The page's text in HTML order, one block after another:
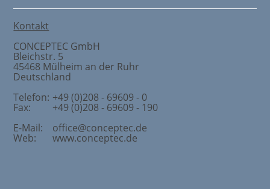
Kontakt
CONCEPTEC GmbH
Bleichstr. 5
45468 Mülheim an der Ruhr
Deutschland
Telefon: +49 (0)208 - 69609 - 0
Fax:
+49 (0)208 - 69609 - 190
E-Mail:
office@conceptec.de
Web: www.conceptec.de